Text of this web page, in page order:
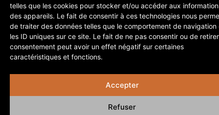
telles que les cookies pour stocker et/ou accéder aux
des appareils. Le fait de consentir à ces technologies nous
de traiter des données telles que le comportement de navigation
les ID uniques sur ce site. Le fait de ne pas consentir ou de
consentement peut avoir un effet négatif sur certaines
caractéristiques et fonctions.
Accepter
Refuser